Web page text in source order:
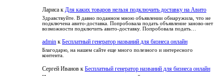
Лариса к Для каких товаров нельзя подключить доставку на Авито
Здравствуйте. В давно поданном мною объявлении обнаружила, что не
подключена авито-доставка. Попробовала подать объявление заново-нет
возможности подключить авито-доставку. Попробовала подать…
admin к Бесплатный генератор названий для бизнеса онлайн
Благодарю, на нашем сайте еще много полезного и интересного
контента.
Сергей Иванов к Бесплатный генератор названий для бизнеса онлайн